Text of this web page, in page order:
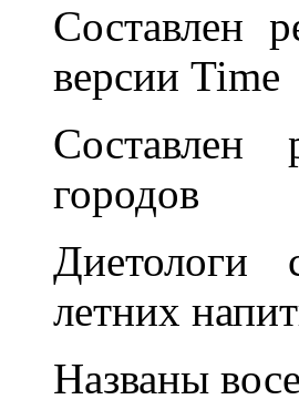
Составлен
версии Time
городов
Диетологи
летних
Названы